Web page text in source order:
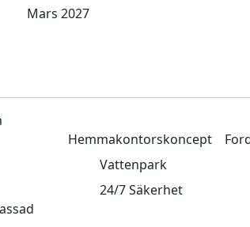
Mars 2027
Hemmakontorskoncept
Vattenpark
24/7 Säkerhet